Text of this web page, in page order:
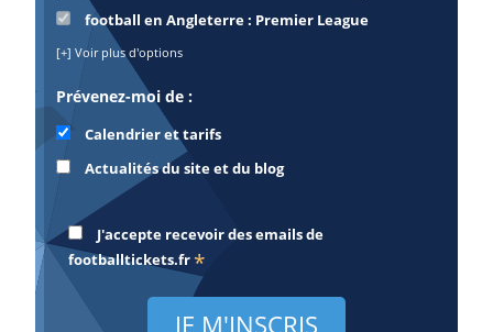
football en Angleterre : Premier League
[+] Voir plus d'options
Prévenez-moi de :
Calendrier et tarifs
Actualités du site et du blog
J'accepte recevoir des emails de
footballtickets.fr *